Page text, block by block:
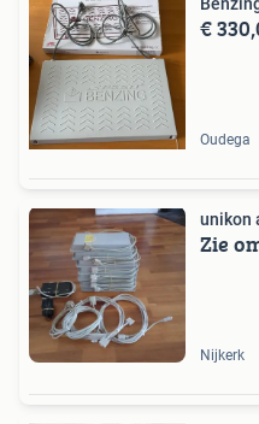
€
Oudega
unikon
Zie
Nijkerk